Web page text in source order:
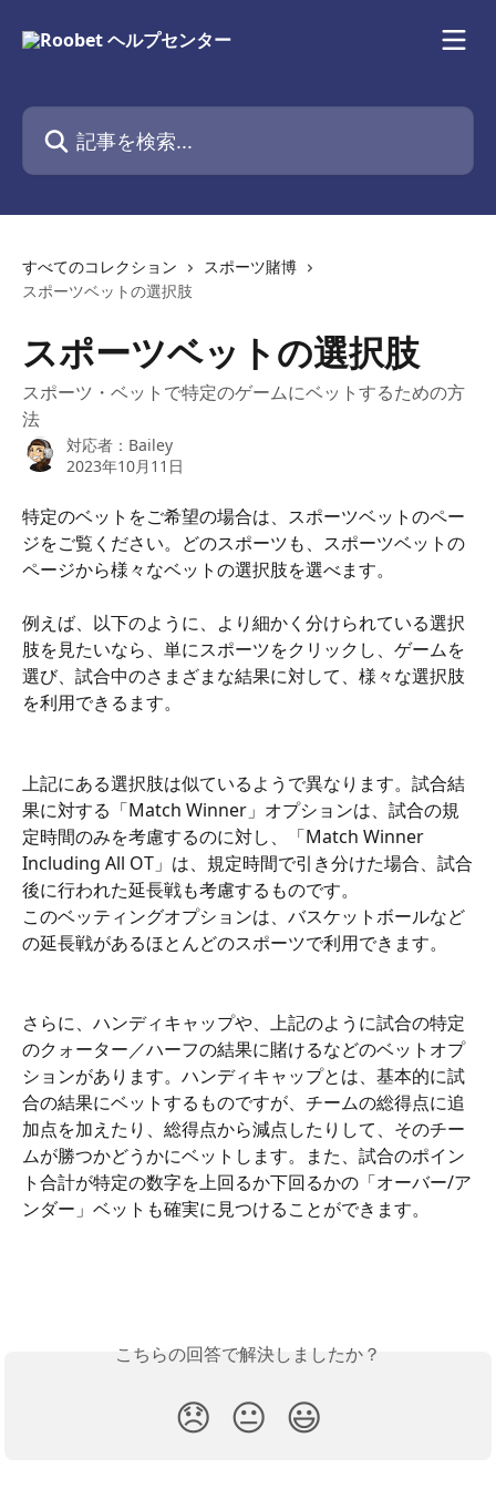
記事を検索...
すべてのコレクション
スポーツ賭博
スポーツベットの選択肢
スポーツベットの選択肢
スポーツ・ベットで特定のゲームにベットするための方
法
対応者： Bailey
2023年10月11日
特定のベットをご希望の場合は、スポーツベットのペー
ジをご覧ください。どのスポーツも、スポーツベットの
ページから様々なベットの選択肢を選べます。
例えば、以下のように、より細かく分けられている選択
肢を見たいなら、単にスポーツをクリックし、ゲームを
選び、試合中のさまざまな結果に対して、様々な選択肢
を利用できるます。
上記にある選択肢は似ているようで異なります。試合結
果に対する「Match Winner」オプションは、試合の規
定時間のみを考慮するのに対し、「Match Winner
Including All OT」は、規定時間で引き分けた場合、試合
後に行われた延長戦も考慮するものです。
このベッティングオプションは、バスケットボールなど
の延長戦があるほとんどのスポーツで利用できます。
さらに、ハンディキャップや、上記のように試合の特定
のクォーター／ハーフの結果に賭けるなどのベットオプ
ションがあります。ハンディキャップとは、基本的に試
合の結果にベットするものですが、チームの総得点に追
加点を加えたり、総得点から減点したりして、そのチー
ムが勝つかどうかにベットします。また、試合のポイン
ト合計が特定の数字を上回るか下回るかの「オーバー/ア
ンダー」ベットも確実に見つけることができます。
こちらの回答で解決しましたか？
😞 😐 😃